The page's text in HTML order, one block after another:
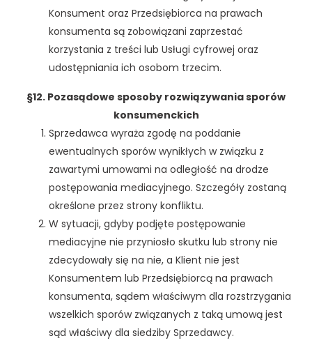
Konsument oraz Przedsiębiorca na prawach
konsumenta są zobowiązani zaprzestać
korzystania z treści lub Usługi cyfrowej oraz
udostępniania ich osobom trzecim.
§12. Pozasądowe sposoby rozwiązywania sporów
konsumenckich
Sprzedawca wyraża zgodę na poddanie
ewentualnych sporów wynikłych w związku z
zawartymi umowami na odległość na drodze
postępowania mediacyjnego. Szczegóły zostaną
określone przez strony konfliktu.
W sytuacji, gdyby podjęte postępowanie
mediacyjne nie przyniosło skutku lub strony nie
zdecydowały się na nie, a Klient nie jest
Konsumentem lub Przedsiębiorcą na prawach
konsumenta, sądem właściwym dla rozstrzygania
wszelkich sporów związanych z taką umową jest
sąd właściwy dla siedziby Sprzedawcy.